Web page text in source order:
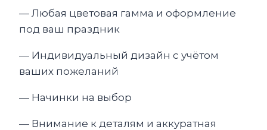
— Любая цветовая гамма и оформление
под ваш праздник
— Индивидуальный дизайн с учётом
ваших пожеланий
— Начинки на выбор
— Внимание к деталям и аккуратная